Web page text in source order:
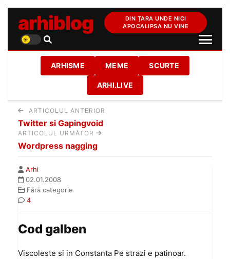
arhiblog
DIN ȚARA UNDE NICI
APOCALIPSA NU VINE
ARHISME MEME SCURTE
ARHI.LIVE
ARTICOLUL ANTERIOR
Twitter si Gapingvoid
ARTICOLUL URMĂTOR
Wordpress nagging
Arhi
02.01.2008
Fără categorie
4
Cod galben
Viscoleste si in Constanta Pe strazi e patinoar.